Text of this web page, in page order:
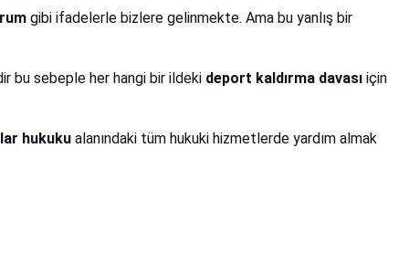
gibi ifadelerle bizlere gelinmekte. Ama bu yanlış bir
bu sebeple her hangi bir ildeki deport kaldırma davası için
hukuku alanındaki tüm hukuki hizmetlerde yardım almak